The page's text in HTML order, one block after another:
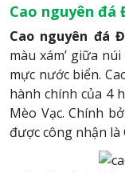
Cao nguyên đá
Cao nguyên đá
màu xám’ giữa
mực nước biển.
hành chính của 4
Mèo Vạc. Chính
được công nhận là